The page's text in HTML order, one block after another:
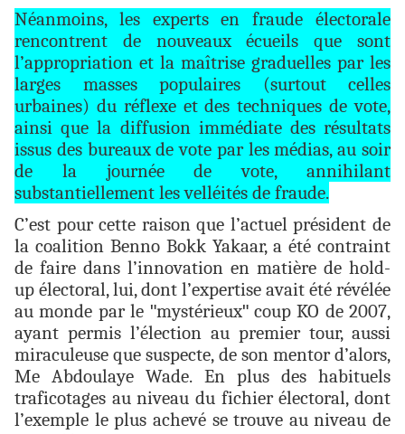
Néanmoins, les experts en fraude électorale
rencontrent de nouveaux écueils que sont
l’appropriation et la maîtrise graduelles par les
larges masses populaires (surtout celles
urbaines) du réflexe et des techniques de vote,
ainsi que la diffusion immédiate des résultats
issus des bureaux de vote par les médias, au soir
de la journée de vote, annihilant
substantiellement les velléités de fraude.
C’est pour cette raison que l’actuel président de
la coalition Benno Bokk Yakaar, a été contraint
de faire dans l’innovation en matière de hold-
up électoral, lui, dont l’expertise avait été révélée
au monde par le "mystérieux"coup KO de 2007,
ayant permis l’élection au premier tour, aussi
miraculeuse que suspecte, de son mentor d’alors,
Me Abdoulaye Wade. En plus des habituels
traficotages au niveau du fichier électoral, dont
l’exemple le plus achevé se trouve au niveau de